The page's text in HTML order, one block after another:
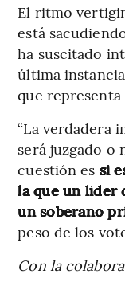
El ritmo
está
ha suscitado
última
que
“La verdadera
será juzgado o
cuestión es si
la que un líder
un soberano
peso de los
Con la